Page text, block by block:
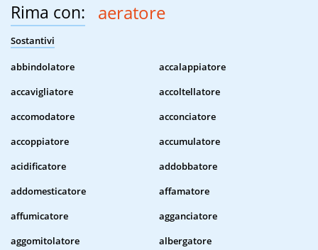
Rima con: aeratore
Sostantivi
abbindolatore
accalappiatore
accavigliatore
accoltellatore
accomodatore
acconciatore
accoppiatore
accumulatore
acidificatore
addobbatore
addomesticatore
affamatore
affumicatore
agganciatore
aggomitolatore
albergatore